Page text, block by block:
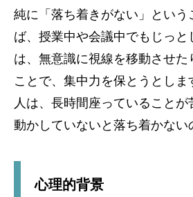
純に「落ち着きがない」という
ば、授業中や会議中でもじっと
は、無意識に視線を移動させた
ことで、集中力を保とうとし
人は、長時間座っていることが
動かしていないと落ち着かない
心理的背景